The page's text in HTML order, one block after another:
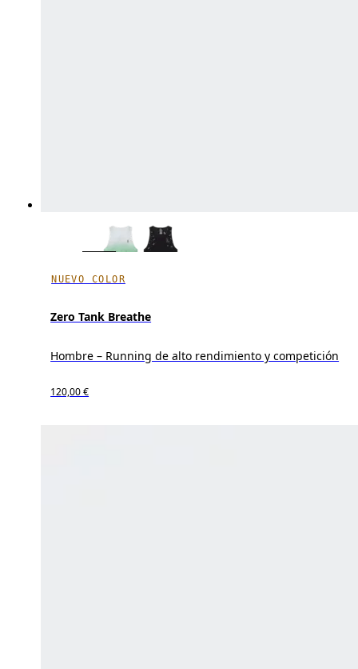
NUEVO COLOR
Zero Tank Breathe
Hombre – Running de alto rendimiento y competición
120,00 €